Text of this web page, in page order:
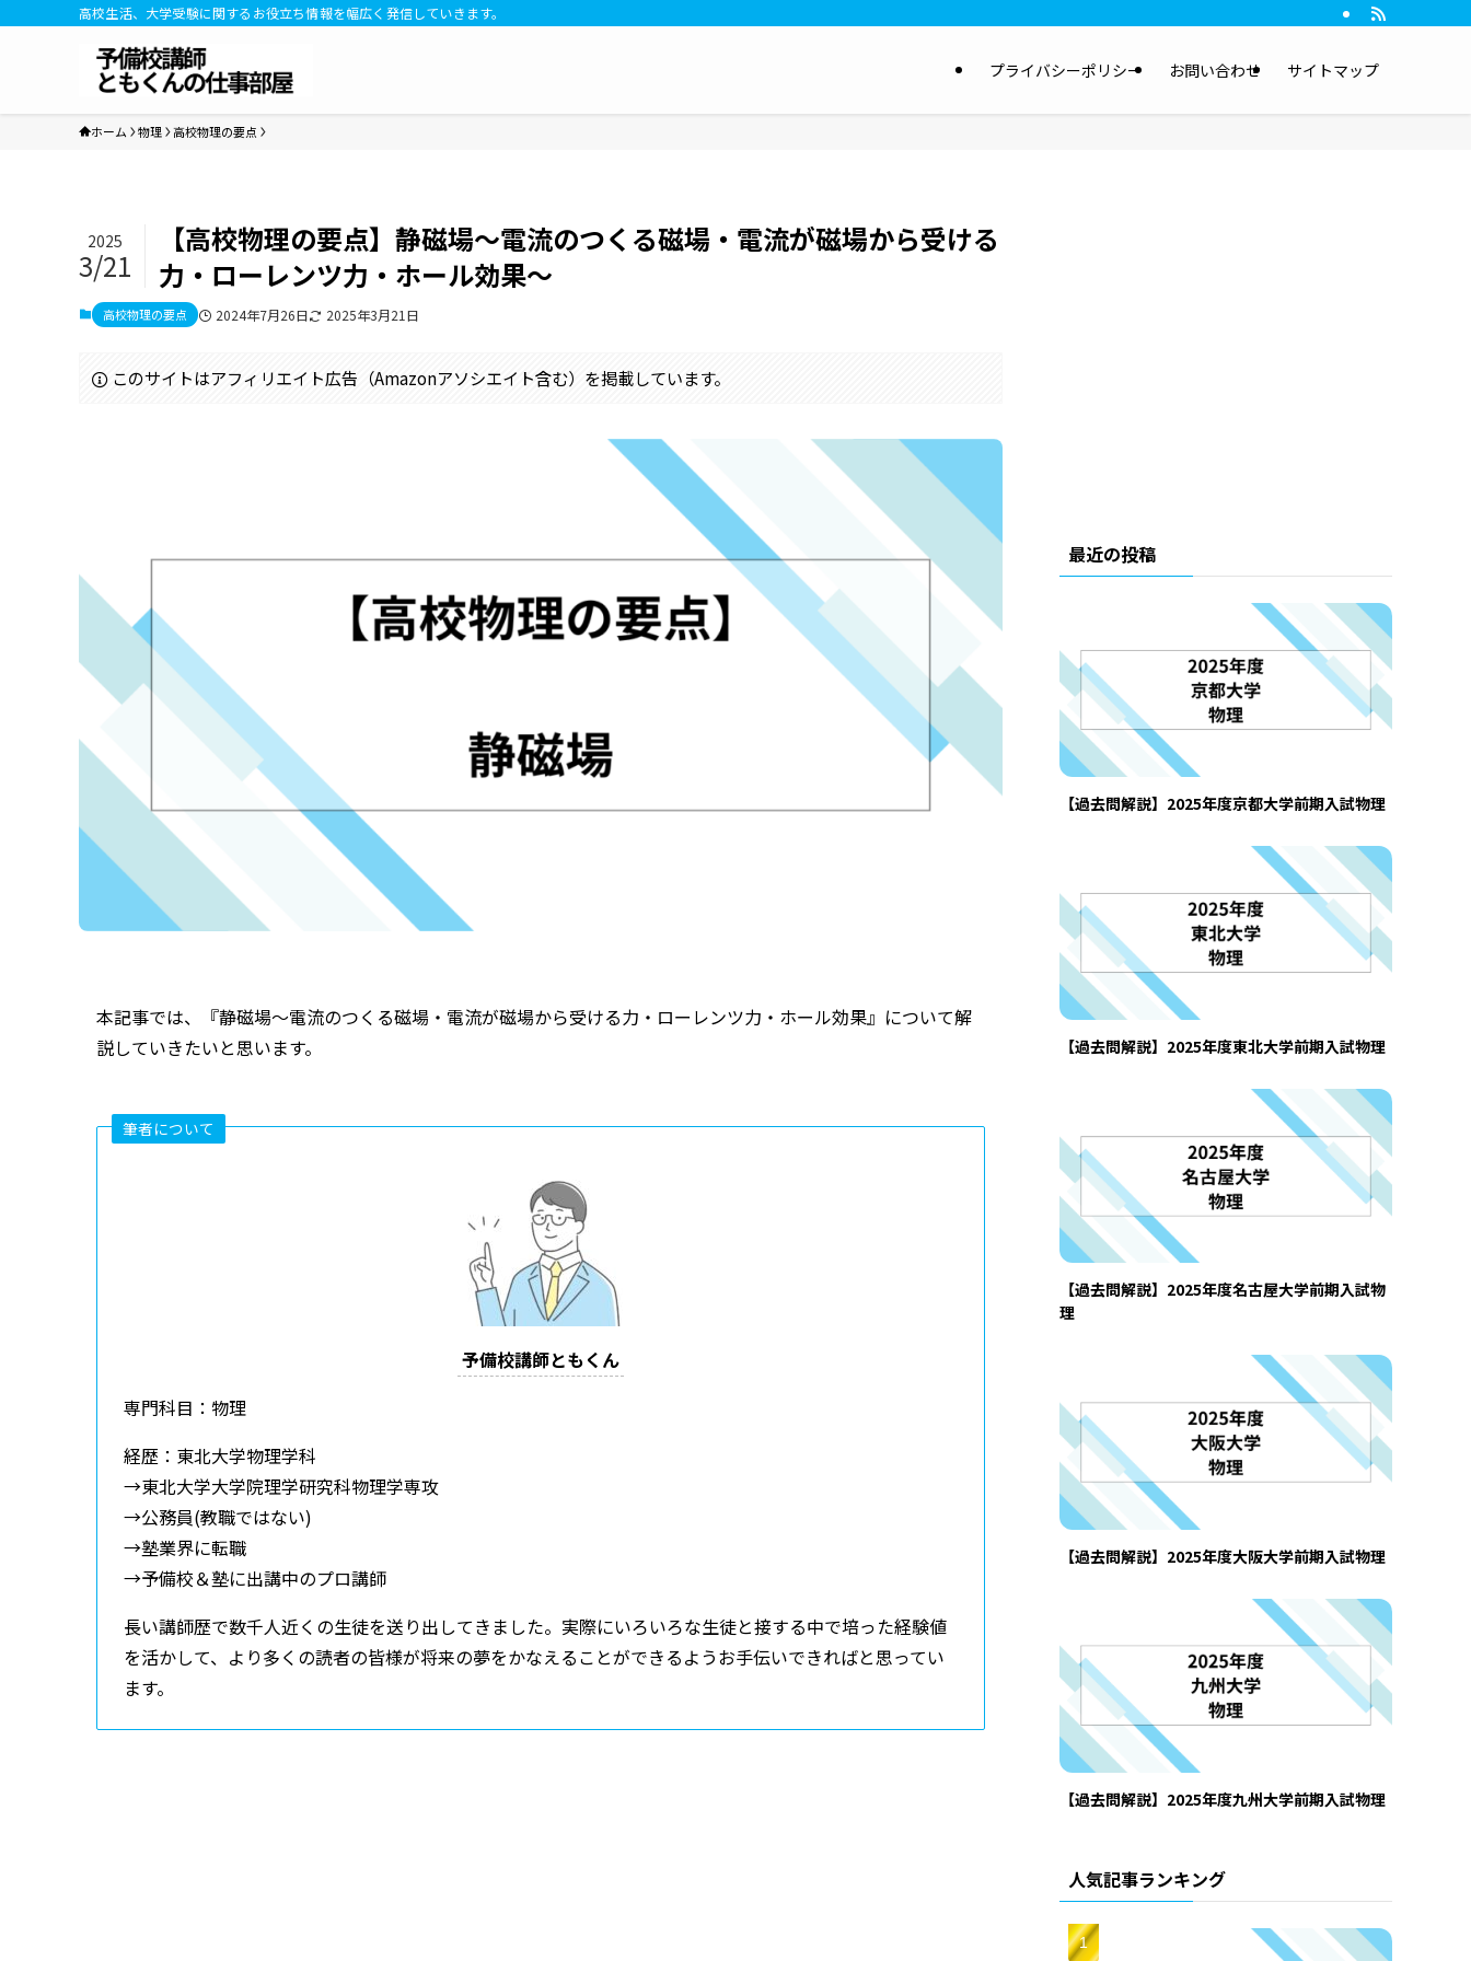
高校生活、大学受験に関するお役立ち情報を幅広く発信していきます。
プライバシーポリシー お問い合わせ サイトマップ
ホーム 物理 高校物理の要点
【高校物理の要点】静磁場～電流のつくる磁場・電流が磁場から受ける
力・ローレンツ力・ホール効果～
2025
3/21
高校物理の要点 2024年7月26日 2025年3月21日
このサイトはアフィリエイト広告（Amazonアソシエイト含む）を掲載しています。
本記事では、『静磁場～電流のつくる磁場・電流が磁場から受ける力・ローレンツ力・ホール効果』について解
説していきたいと思います。
筆者について
予備校講師ともくん
専門科目：物理
経歴：東北大学物理学科
→東北大学大学院理学研究科物理学専攻
→公務員(教職ではない)
→塾業界に転職
→予備校＆塾に出講中のプロ講師
長い講師歴で数千人近くの生徒を送り出してきました。実際にいろいろな生徒と接する中で培った経験値
を活かして、より多くの読者の皆様が将来の夢をかなえることができるようお手伝いできればと思ってい
ます。
最近の投稿
【過去問解説】2025年度京都大学前期入試物理
【過去問解説】2025年度東北大学前期入試物理
【過去問解説】2025年度名古屋大学前期入試物
理
【過去問解説】2025年度大阪大学前期入試物理
【過去問解説】2025年度九州大学前期入試物理
人気記事ランキング